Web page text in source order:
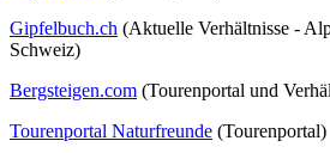
Gipfelbuch.ch (Aktuelle Verhältnisse -
Schweiz)
Bergsteigen.com (Tourenportal und
Tourenportal Naturfreunde (Tourenportal)